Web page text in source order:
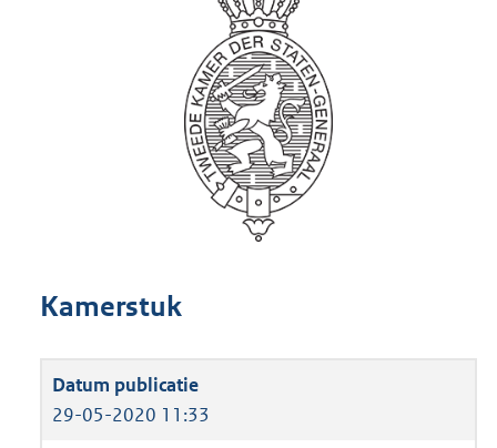
Kamerstuk
29-05-2020 11:33